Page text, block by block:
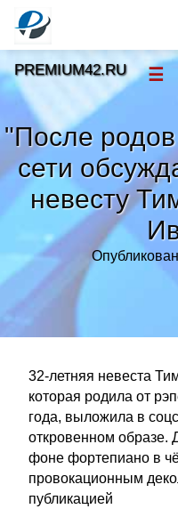
"После
сети
невесту
32-летняя невеста
которая родила от
года, выложила в
откровенном образе.
фоне фортепиано в
провокационным
публикацией
PREMIUM42.RU ☰
Тренды новостей »
Рубрики»
Правила »